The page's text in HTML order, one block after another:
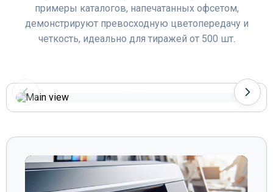
примеры каталогов, напечатанных офсетом,
демонстрируют превосходную цветопередачу и
четкость, идеально для тиражей от 500 шт.